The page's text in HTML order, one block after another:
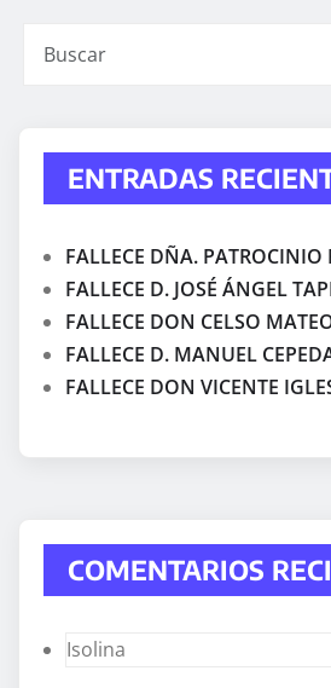
ENTRADAS
FALLECE DÑA. PATROCINIO
FALLECE D. JOSÉ ÁNGEL
FALLECE DON CELSO
FALLECE D. MANUEL
FALLECE DON VICENTE
COMENTARIOS
Isolina